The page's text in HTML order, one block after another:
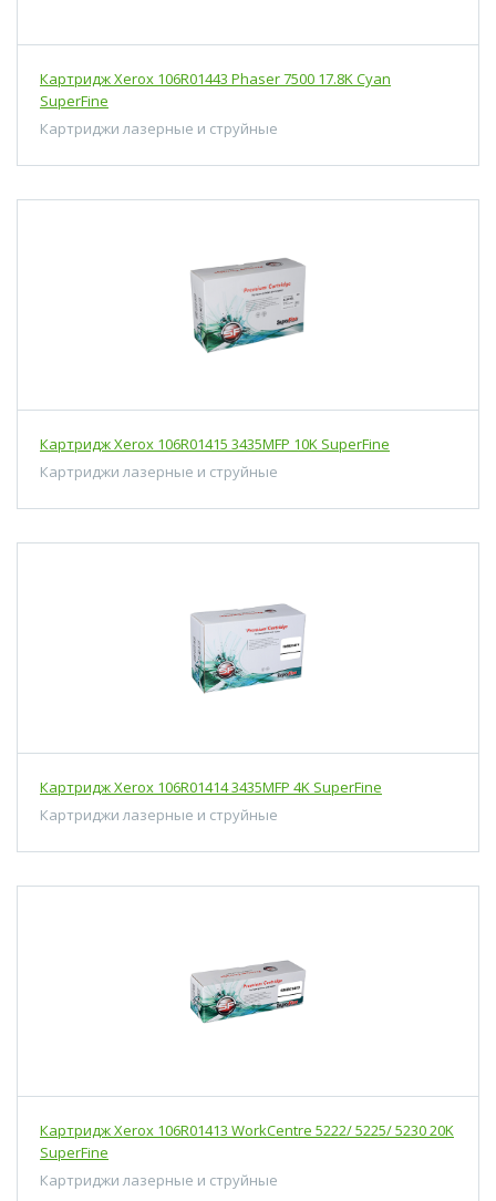
Картридж Xerox 106R01443 Phaser 7500 17.8K Cyan
SuperFine
Картриджи лазерные и струйные
Картридж Xerox 106R01415 3435MFP 10K SuperFine
Картриджи лазерные и струйные
Картридж Xerox 106R01414 3435MFP 4K SuperFine
Картриджи лазерные и струйные
Картридж Xerox 106R01413 WorkCentre 5222/ 5225/ 5230 20K
SuperFine
Картриджи лазерные и струйные